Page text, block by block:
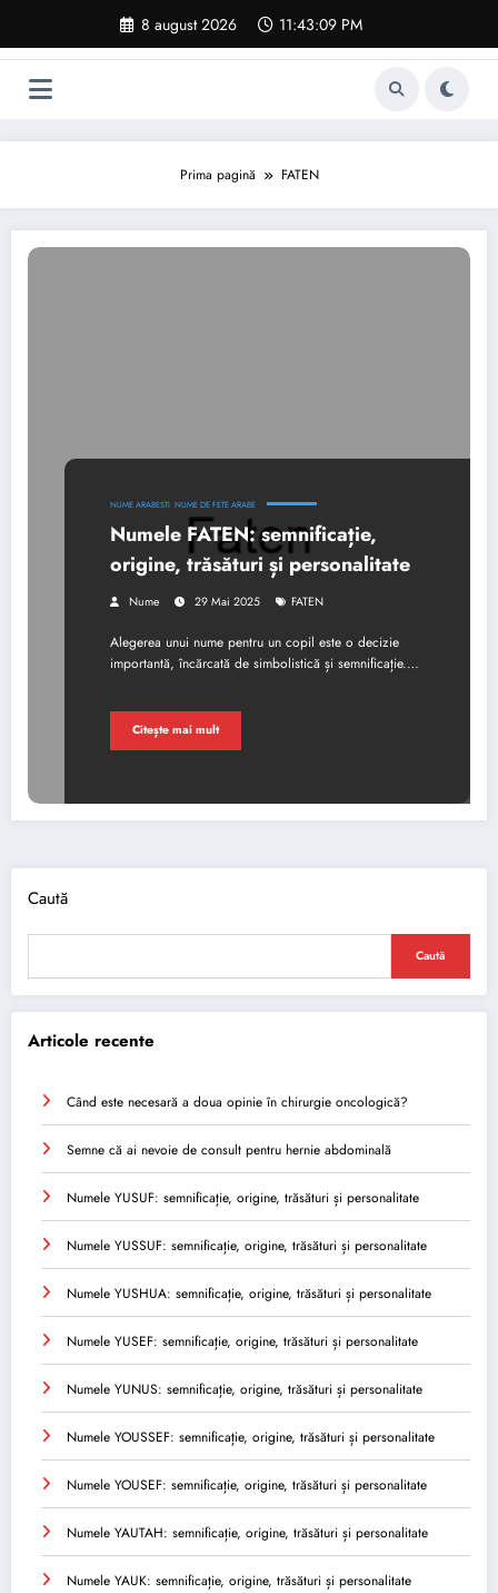
conținut
8 august 2026 11:43:10 PM
Prima pagină FATEN
NUME ARABESTI NUME DE FETE ARABE
Numele FATEN: semnificație,
origine, trăsături și personalitate
Nume 29 Mai 2025 FATEN
Alegerea unui nume pentru un copil este o decizie
importantă, încărcată de simbolistică și semnificație.…
Citește mai mult
Caută
Caută
Articole recente
Când este necesară a doua opinie în chirurgie oncologică?
Semne că ai nevoie de consult pentru hernie abdominală
Numele YUSUF: semnificație, origine, trăsături și personalitate
Numele YUSSUF: semnificație, origine, trăsături și personalitate
Numele YUSHUA: semnificație, origine, trăsături și personalitate
Numele YUSEF: semnificație, origine, trăsături și personalitate
Numele YUNUS: semnificație, origine, trăsături și personalitate
Numele YOUSSEF: semnificație, origine, trăsături și personalitate
Numele YOUSEF: semnificație, origine, trăsături și personalitate
Numele YAUTAH: semnificație, origine, trăsături și personalitate
Numele YAUK: semnificație, origine, trăsături și personalitate